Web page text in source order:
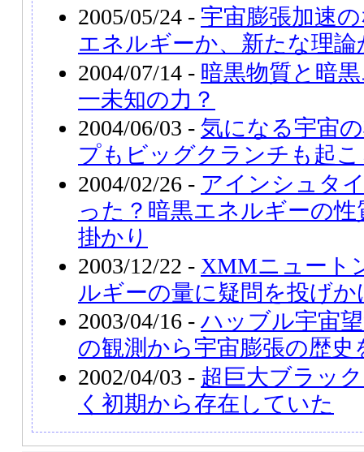
2005/05/24 - 宇宙膨張加速
エネルギーか、新たな理論
2004/07/14 - 暗黒物質と暗
一未知の力？
2004/06/03 - 気になる宇宙
プもビッグクランチも起
2004/02/26 - アインシュタ
った？暗黒エネルギーの
掛かり
2003/12/22 - XMMニュート
ルギーの量に疑問を投げか
2003/04/16 - ハッブル宇宙
の観測から宇宙膨張の歴史
2002/04/03 - 超巨大ブラッ
く初期から存在していた